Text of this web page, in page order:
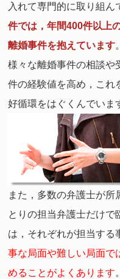
入れて専門的に取り組ん
件では，年間400件以上
離婚事件を抱えています。
様々な離婚事件の相談や
件の経験値を高め，これ
好循環をはぐくんでいま
また，多数の弁護士が
とりの担当弁護士だけで
は，それぞれが担当する
事な局面や難しい局面で
めることがよくあります。